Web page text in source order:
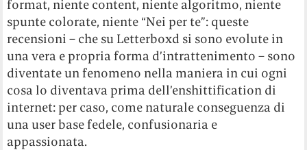
format, niente content, niente algoritmo, niente
spunte colorate, niente “Nei per te”: queste
recensioni – che su Letterboxd si sono evolute in
una vera e propria forma d’intrattenimento – sono
diventate un fenomeno nella maniera in cui ogni
cosa lo diventava prima dell’enshittification di
internet: per caso, come naturale conseguenza di
una user base fedele, confusionaria e
appassionata.